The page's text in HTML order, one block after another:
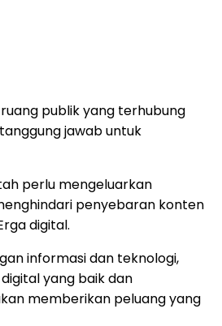
publik yang terhubung
jawab untuk
perlu mengeluarkan
penyebaran konten
digital.
informasi dan teknologi,
yang baik dan
memberikan peluang yang